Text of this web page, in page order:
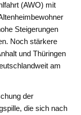
(AWO) mit
Steigerungen
Noch stärkere
und Thüringen
am
der
die sich nach